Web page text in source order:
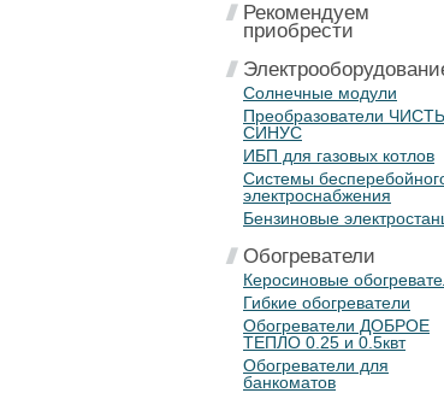
Рекомендуем
приобрести
Солнечные модули
Преобразователи
СИНУС
ИБП для газовых котлов
Системы
электроснабжения
Бензиновые
Обогреватели
Керосиновые
Гибкие обогреватели
Обогреватели ДОБРОЕ
ТЕПЛО 0.25 и 0.5квт
Обогреватели для
банкоматов